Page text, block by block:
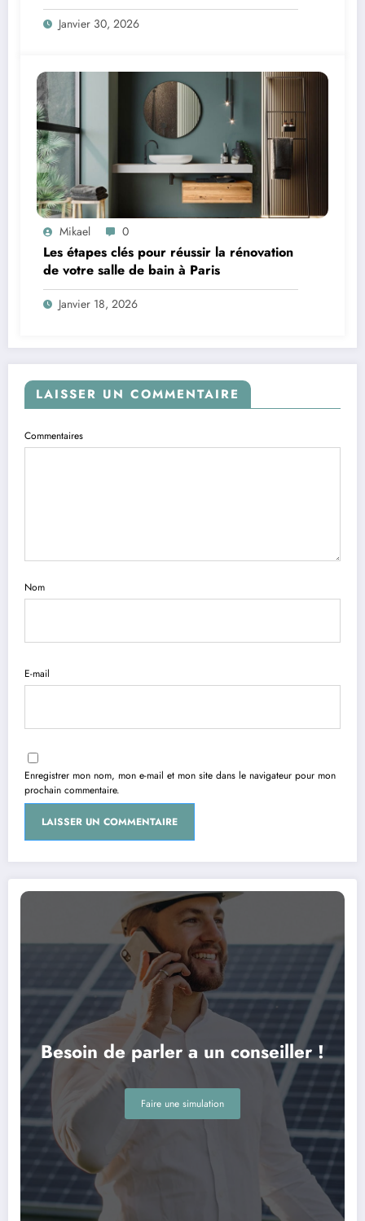
Janvier 30, 2026
Mikael 0
Les étapes clés pour réussir la rénovation
de votre salle de bain à Paris
Janvier 18, 2026
LAISSER UN COMMENTAIRE
Commentaires
Nom
E-mail
Enregistrer mon nom, mon e-mail et mon site dans le navigateur pour mon
prochain commentaire.
Besoin de parler a un conseiller !
Faire une simulation